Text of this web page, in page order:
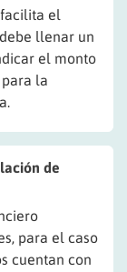
el
llenar un
el monto
la
de
para el caso
cuentan con